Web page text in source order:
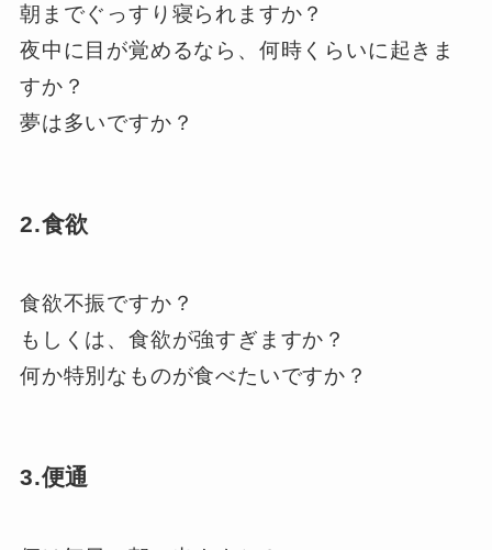
朝までぐっすり寝られますか？
夜中に目が覚めるなら、何時くらいに起きま
すか？
夢は多いですか？
2.食欲
食欲不振ですか？
もしくは、食欲が強すぎますか？
何か特別なものが食べたいですか？
3.便通